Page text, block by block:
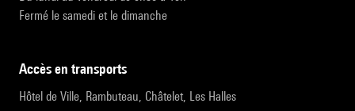
Fermé le samedi et le dimanche
accès en transports
Hôtel de Ville, Rambuteau, Châtelet, Les Halles